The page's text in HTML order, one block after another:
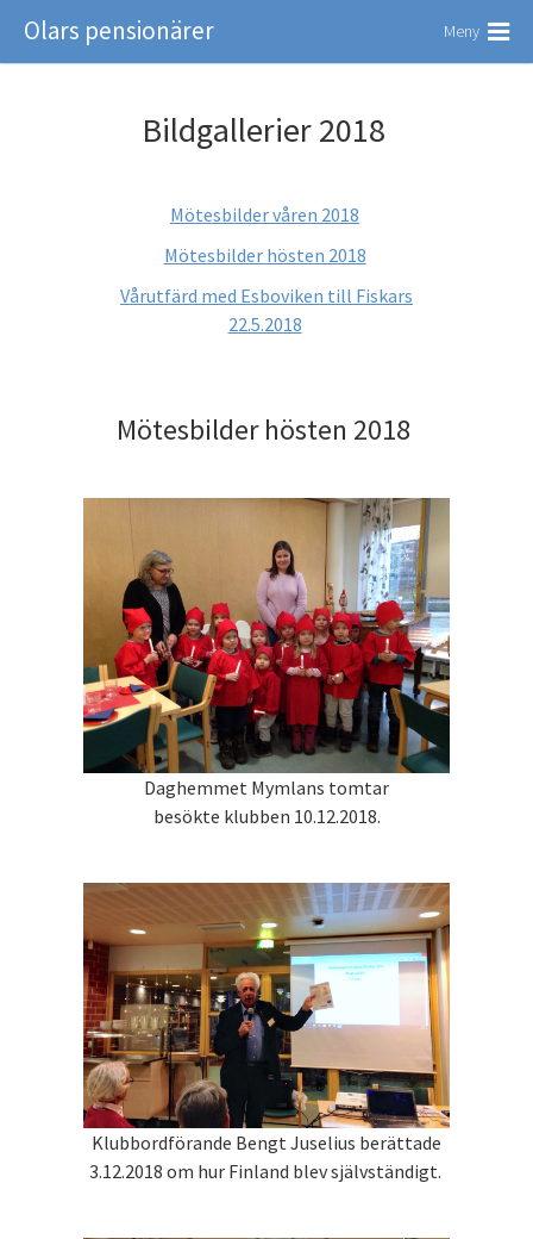
Olars pensionärer Meny
Bildgallerier 2018
Mötesbilder våren 2018
Mötesbilder hösten 2018
Vårutfärd med Esboviken till Fiskars
22.5.2018
Mötesbilder hösten 2018
Daghemmet Mymlans tomtar
besökte klubben 10.12.2018.
Klubbordförande Bengt Juselius berättade
3.12.2018 om hur Finland blev självständigt.